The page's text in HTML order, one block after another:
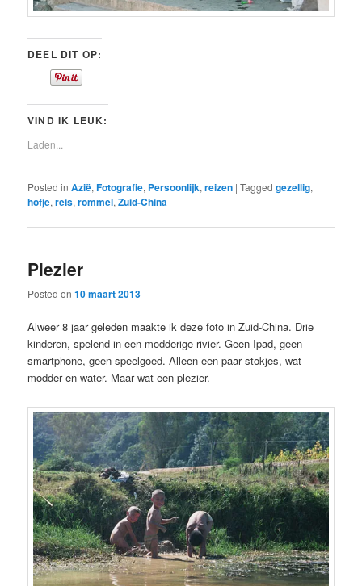
DEEL DIT OP:
VIND IK LEUK:
Laden...
Posted in Azië,Fotografie, Persoonlijk,reizen |Tagged gezellig,
hofje,reis,rommel,Zuid-China
Plezier
Posted on10 maart 2013
Alweer 8 jaar geleden maakte ik deze foto in Zuid-China. Drie
kinderen, spelend in een modderige rivier. Geen Ipad, geen
smartphone, geen speelgoed. Alleen een paar stokjes, wat
modder en water. Maar wat een plezier.